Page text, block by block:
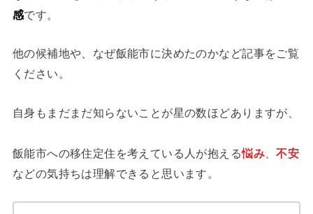
感です。
他の候補地や、なぜ飯能市に決めたのかなど記事をご覧
ください。
自身もまだまだ知らないことが星の数ほどありますが、
飯能市への移住定住を考えている人が抱える悩み、不安
などの気持ちは理解できると思います。